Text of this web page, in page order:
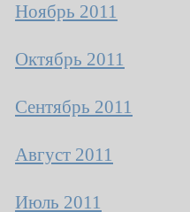
Ноябрь 2011
Октябрь 2011
Сентябрь 2011
Август 2011
Июль 2011